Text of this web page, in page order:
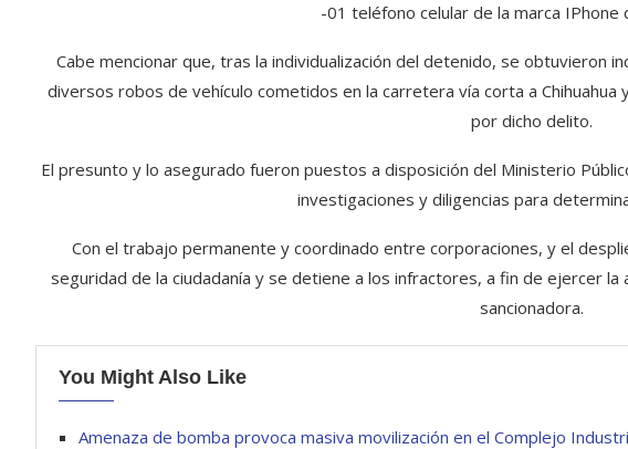
-01 teléfono celular de la marca IPhone
Cabe mencionar que, tras la individualización del detenido, se obtuvieron
diversos robos de vehículo cometidos en la carretera vía corta a
por dicho delito.
El presunto y lo asegurado fueron puestos a disposición del Ministerio
investigaciones y diligencias para
Con el trabajo permanente y coordinado entre corporaciones, y el
seguridad de la ciudadanía y se detiene a los infractores, a fin de ejercer la
sancionadora.
You Might Also Like
Amenaza de bomba provoca masiva movilización en el Complejo